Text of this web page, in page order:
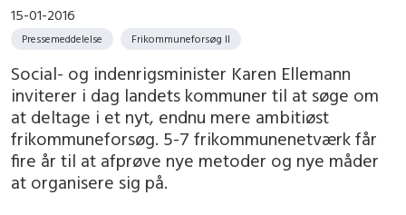
15-01-2016
Pressemeddelelse Frikommuneforsøg II
Social- og indenrigsminister Karen Ellemann
inviterer i dag landets kommuner til at søge om
at deltage i et nyt, endnu mere ambitiøst
frikommuneforsøg. 5-7 frikommunenetværk får
fire år til at afprøve nye metoder og nye måder
at organisere sig på.